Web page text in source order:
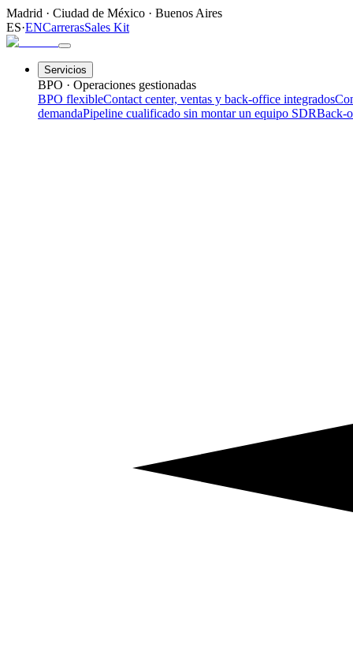
Madrid · Ciudad de México · Buenos Aires
ES·ENCarrerasSales Kit
Servicios
BPO · Operaciones gestionadas
BPO flexibleContact center, ventas y back-office integrados
demandaPipeline cualificado sin montar un equipo SDRBack-